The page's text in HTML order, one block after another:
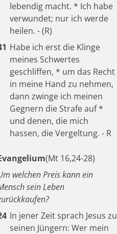
lebendig macht. * Ich habe
verwundet; nur ich werde
heilen. - (R)
Habe ich erst die Klinge
meines Schwertes
geschliffen, * um das Recht
in meine Hand zu nehmen,
dann zwinge ich meinen
Gegnern die Strafe auf *
und denen, die mich
hassen, die Vergeltung. - R
(Mt 16,24-28)
welchen Preis kann ein
sein Leben
In jener Zeit sprach Jesus zu
seinen Jüngern: Wer mein